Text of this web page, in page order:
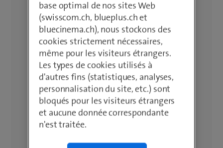
base optimal de nos sites Web
(swisscom.ch, blueplus.ch et
bluecinema.ch), nous stockons des
cookies strictement nécessaires,
même pour les visiteurs étrangers.
Les types de cookies utilisés à
d'autres fins (statistiques, analyses,
personnalisation du site, etc.) sont
bloqués pour les visiteurs étrangers
et aucune donnée correspondante
n'est traitée.